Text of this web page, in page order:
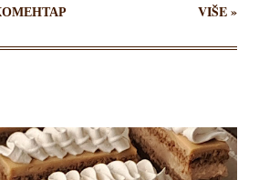
sa šećerom i prstohvatom soli.
brašno i mlevene pečene lešnike,
kore. Skinuti pek papir i ostaviti ih
šerpicu staviti veći deo mleka da se
VIŠE »